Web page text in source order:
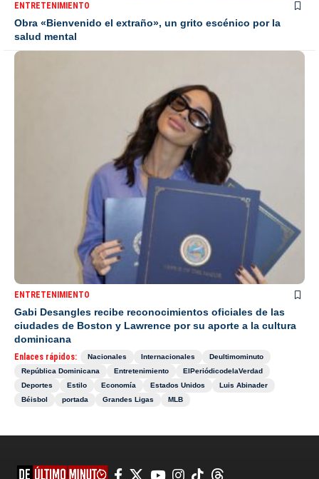
ENTRETENIMIENTO
Obra «Bienvenido el extraño», un grito escénico por la
salud mental
ENTRETENIMIENTO
Gabi Desangles recibe reconocimientos oficiales de las
ciudades de Boston y Lawrence por su aporte a la cultura
dominicana
Enlaces rápidos: Nacionales Internacionales
Deultimominuto
República Dominicana
Entretenimiento
ElPeriódicodelaVerdad
Deportes
Estilo Economía Estados Unidos
Luis Abinader
Béisbol
portada Grandes Ligas MLB